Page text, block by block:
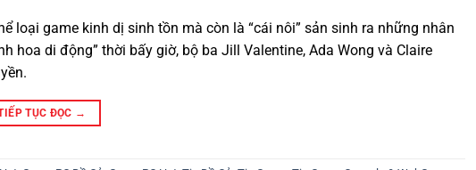
loại game kinh dị sinh tồn mà còn là “cái nôi” sản sinh ra những nhân
hoa di động” thời bấy giờ, bộ ba Jill Valentine, Ada Wong và Claire
TỤC ĐỌC →